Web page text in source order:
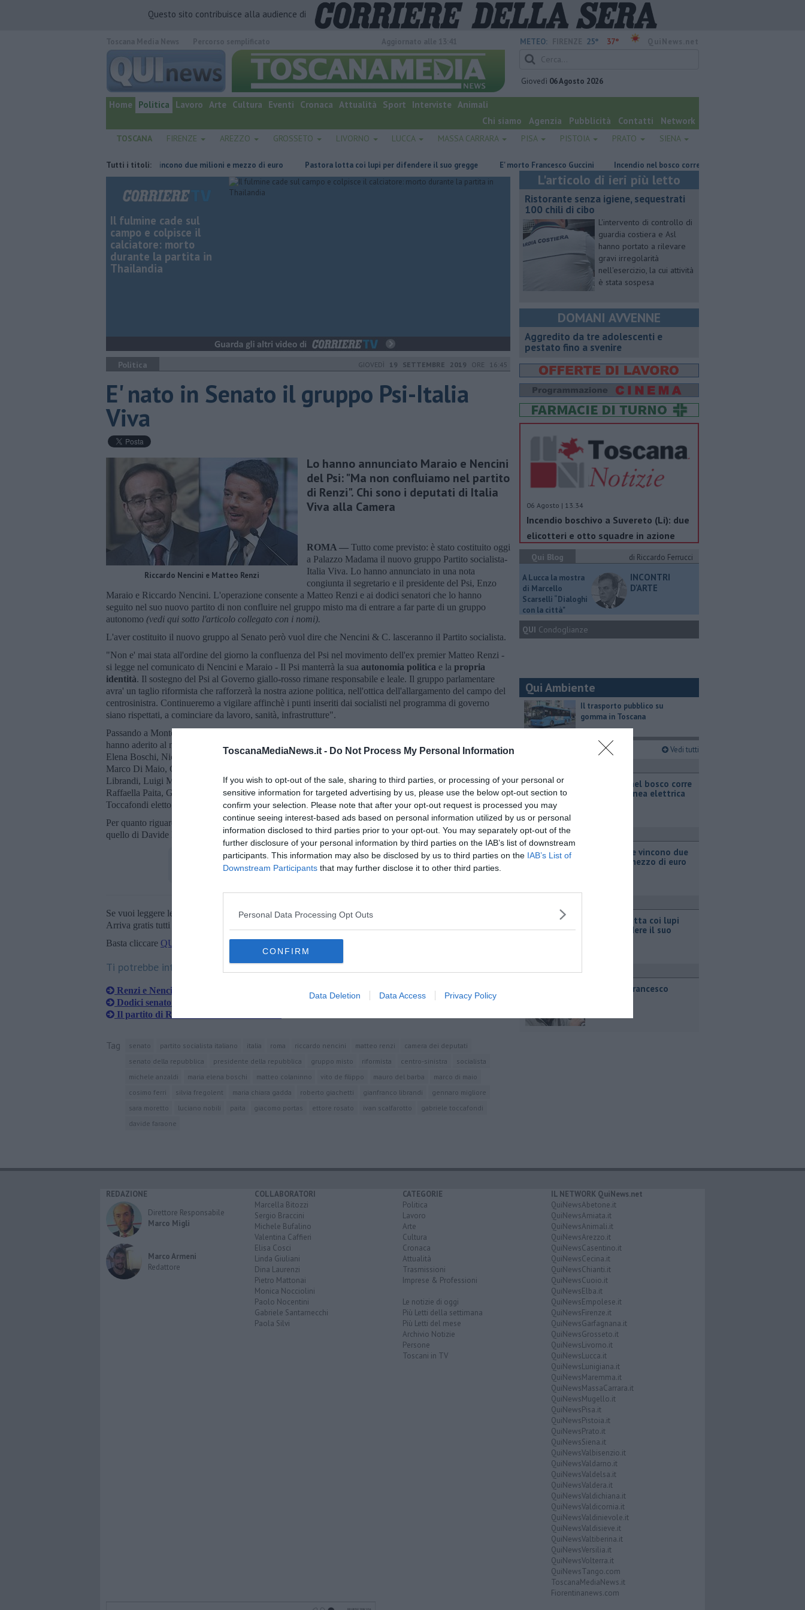
ToscanaMediaNews.it - Do Not Process My Personal Information
If you wish to opt-out of the sale, sharing to third parties, or processing of your personal or
sensitive information for targeted advertising by us, please use the below opt-out section to
confirm your selection. Please note that after your opt-out request is processed you may
continue seeing interest-based ads based on personal information utilized by us or personal
information disclosed to third parties prior to your opt-out. You may separately opt-out of the
further disclosure of your personal information by third parties on the IAB’s list of downstream
participants. This information may also be disclosed by us to third parties on the IAB’s List of
Downstream Participants that may further disclose it to other third parties.
Personal Data Processing Opt Outs
CONFIRM
Data Deletion Data Access Privacy Policy
Questo sito contribuisce alla audience di
quotidiano online.
METEO: 25° 37°
Giovedì 06 Agosto 2026
Home Politica Lavoro Arte Cultura Eventi Cronaca Attualità Sport Interviste Animali
Chi siamo
Agenzia Pubblicità Contatti Network
TOSCANA FIRENZE AREZZO GROSSETO LIVORNO LUCCA MASSA CARRARA PISA PISTOIA PRATO SIENA
Tutti i titoli:
Grattano e vincono due milioni e mezzo di euro Pastora lotta coi lupi per difendere il suo gregge E' morto Francesco Guccini Incendio nel bosco corre sotto la linea elettrica
Il fulmine cade sul
campo e colpisce il
calciatore: morto
durante la partita in
Thailandia
Politica GIOVEDÌ 19 SETTEMBRE 2019 ORE 16:45
E' nato in Senato il gruppo Psi-Italia
Viva
Riccardo Nencini e Matteo Renzi
Lo hanno annunciato Maraio e Nencini
del Psi: "Ma non confluiamo nel partito
di Renzi". Chi sono i deputati di Italia
Viva alla Camera
ROMA — Tutto come previsto: è stato costituito oggi
a Palazzo Madama il nuovo gruppo Partito socialista-
Italia Viva. Lo hanno annunciato in una nota
congiunta il segretario e il presidente del Psi, Enzo
Maraio e Riccardo Nencini. L'operazione consente a Matteo Renzi e ai dodici senatori che lo hanno
seguito nel suo nuovo partito di non confluire nel gruppo misto ma di entrare a far parte di un gruppo
autonomo (vedi qui sotto l'articolo collegato con i nomi).
L'aver costituito il nuovo gruppo al Senato però vuol dire che Nencini & C. lasceranno il Partito socialista.
"Non e' mai stata all'ordine del giorno la confluenza del Psi nel movimento dell'ex premier Matteo Renzi -
si legge nel comunicato di Nencini e Maraio - Il Psi manterrà la sua autonomia politica e la propria
identità. Il sostegno del Psi al Governo giallo-rosso rimane responsabile e leale. Il gruppo parlamentare
avra' un taglio riformista che rafforzerà la nostra azione politica, nell'ottica dell'allargamento del campo del
centrosinistra. Continueremo a vigilare affinchè i punti inseriti dai socialisti nel programma di governo
siano rispettati, a cominciare da lavoro, sanità, infrastrutture".
Passando a Montecitorio, dove i problemi regolamentari del Senato non ci sono, ecco i 26 deputati che
hanno aderito al nuovo gruppo di Italia Viva: in arrivo dal Pd Lucia Annibali, , Michele Anzaldi, Maria
Elena Boschi, Nicola Carè, Matteo Colaninno, Camillo D'Alessandro, Vito De Filippo, Mauro Del Barba,
Marco Di Maio, Cosimo Ferri, Silvia Fregolent, Maria Chiara Gadda, Roberto Giachetti, Gianfranco
Librandi, Luigi Marattin, Gennaro Migliore, Mattia Mor, Sara Moretto, Luciano Nobili, Lisa Noja,
Raffaella Paita, Giacomo Portas, Ettore Rosato, Ivan Scalfarotto e Massimo Ungaro, più Gabriele
Toccafondi eletto nella lista Civica Popolare e fino ad oggi nel gruppo misto.
Per quanto riguarda i capigruppo, per la Camera circola il nome di Maria Elena Boschi e per il Senato
quello di Davide Faraone. L'insediamento ufficiale è in programma per la prossima settimana.
Se vuoi leggere le notizie principali della Toscana iscriviti allaNewsletter QUInews - ToscanaMedia.
Arriva gratis tutti i giorni alle 20:00 direttamente nella tua casella di posta.
Basta cliccare QUI
Ti potrebbe interessare anche:
Renzi e Nencini 'Insieme', accordo vicino
Dodici senatori del Pd aderiscono a Italia Viva
Il partito di Renzi si chiamerà Italia Viva
Tag senato partito socialista italiano italia roma riccardo nencini matteo renzi
camera dei deputati
senato della repubblica
presidente della repubblica gruppo misto riformista centro-sinistra
socialista
michele anzaldi
maria elena boschi matteo colaninno vito de filippo mauro del barba
marco di maio
cosimo ferri
silvia fregolent maria chiara gadda roberto giachetti gianfranco librandi
gennaro migliore
sara moretto
luciano nobili paita giacomo portas ettore rosato ivan scalfarotto
gabriele toccafondi
davide faraone
L'articolo di ieri più letto
Ristorante senza igiene, sequestrati
100 chili di cibo
L'intervento di controllo di
guardia costiera e Asl
hanno portato a rilevare
gravi irregolarità
nell'esercizio, la cui attività
è stata sospesa
DOMANI AVVENNE
Aggredito da tre adolescenti e
pestato fino a svenire
06 Agosto | 13.34
Incendio boschivo a Suvereto (Li): due
elicotteri e otto squadre in azione
Qui Blog
di Riccardo Ferrucci
A Lucca la mostra
di Marcello
Scarselli “Dialoghi
con la città"
INCONTRI
D'ARTE
QUI Condoglianze
Qui Ambiente
​Il trasporto pubblico su
gomma in Toscana
Ultimi articoli Vedi tutti
Incendio nel bosco corre
sotto la linea elettrica
Attualità
Grattano e vincono due
milioni e mezzo di euro
Pastora lotta coi lupi
per difendere il suo
Attualità
E' morto Francesco
REDAZIONE
Direttore Responsabile
Marco Migli
Marco Armeni
Redattore
COLLABORATORI
Marcella Bitozzi
Sergio Braccini
Michele Bufalino
Valentina Caffieri
Elisa Cosci
Linda Giuliani
Dina Laurenzi
Pietro Mattonai
Monica Nocciolini
Paolo Nocentini
Gabriele Santarnecchi
Paola Silvi
CATEGORIE
Politica
Lavoro
Arte
Cultura
Cronaca
Attualità
Trasmissioni
Imprese & Professioni
Le notizie di oggi
Più Letti della settimana
Più Letti del mese
Archivio Notizie
Persone
Toscani in TV
IL NETWORK QuiNews.net
QuiNewsAbetone.it
QuiNewsAmiata.it
QuiNewsAnimali.it
QuiNewsArezzo.it
QuiNewsCasentino.it
QuiNewsCecina.it
QuiNewsChianti.it
QuiNewsCuoio.it
QuiNewsElba.it
QuiNewsEmpolese.it
QuiNewsFirenze.it
QuiNewsGarfagnana.it
QuiNewsGrosseto.it
QuiNewsLivorno.it
QuiNewsLucca.it
QuiNewsLunigiana.it
QuiNewsMaremma.it
QuiNewsMassaCarrara.it
QuiNewsMugello.it
QuiNewsPisa.it
QuiNewsPistoia.it
QuiNewsPrato.it
QuiNewsSiena.it
QuiNewsValbisenzio.it
QuiNewsValdarno.it
QuiNewsValdelsa.it
QuiNewsValdera.it
QuiNewsValdichiana.it
QuiNewsValdicornia.it
QuiNewsValdinievole.it
QuiNewsValdisieve.it
QuiNewsValtiberina.it
QuiNewsVersilia.it
QuiNewsVolterra.it
QuiNewsTango.com
ToscanaMediaNews.it
Fiorentinanews.com